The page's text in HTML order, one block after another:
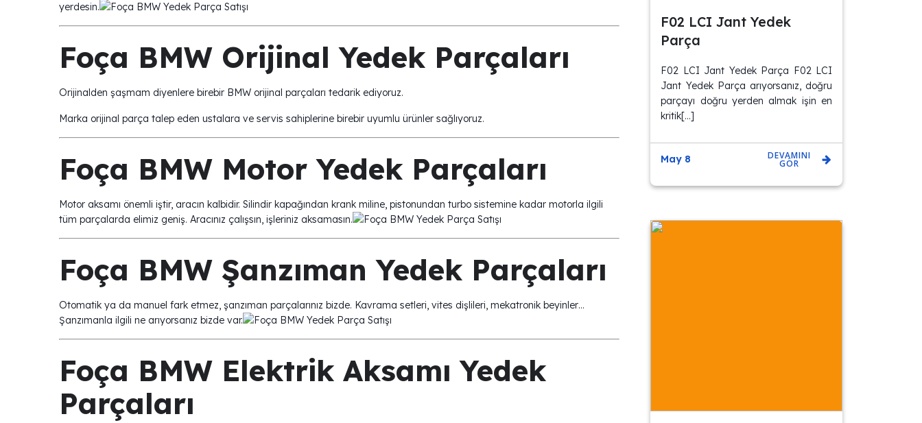
yerdesin.
Foça BMW Orijinal Yedek Parçaları
Orijinalden şaşmam diyenlere birebir BMW orijinal parçaları tedarik ediyoruz.
Marka orijinal parça talep eden ustalara ve servis sahiplerine birebir uyumlu ürünler sağlıyoruz.
Foça BMW Motor Yedek Parçaları
Motor aksamı önemli iştir, aracın kalbidir. Silindir kapağından krank miline, pistonundan turbo sistemine kadar motorla ilgili
tüm parçalarda elimiz geniş. Aracınız çalışsın, işleriniz aksamasın.
Foça BMW Şanzıman Yedek Parçaları
Otomatik ya da manuel fark etmez, şanzıman parçalarınız bizde. Kavrama setleri, vites dişlileri, mekatronik beyinler…
Şanzımanla ilgili ne arıyorsanız bizde var.
Foça BMW Elektrik Aksamı Yedek
Parçaları
F02 LCI Jant Yedek
Parça
F02 LCI Jant Yedek Parça F02 LCI
Jant Yedek Parça arıyorsanız, doğru
parçayı doğru yerden almak işin en
kritik[…]
May 8 DEVAMINI
GÖR